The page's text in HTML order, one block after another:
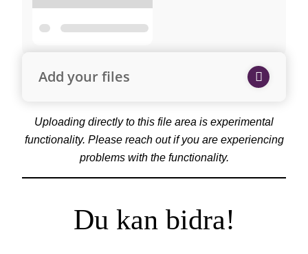
Add your files
Uploading directly to this file area is experimental
functionality. Please reach out if you are experiencing
problems with the functionality.
Du kan bidra!